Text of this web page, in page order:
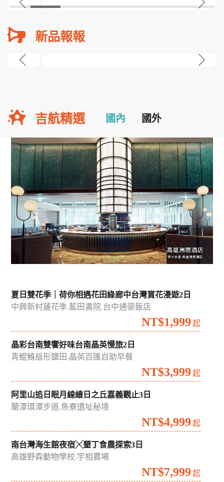
新品報報
吉航精選 國內 國外
夏日雙花季｜荷你相遇花田綠廊中台灣賞花漫遊2日
中興新村蓮花季.藍田書院.台中通豪飯店
NT$1,999 起
晶彩台南雙饗好味台南晶英慢旅2日
青鯤鯓扇形鹽田.晶英百匯自助早餐
NT$3,999 起
阿里山追日眠月線繪日之丘嘉義觀止3日
蘭潭環潭步道.魚寮遺址秘境
NT$4,999 起
南台灣海生館夜宿╳墾丁食農探索3日
高雄野森動物學校.宇相農場
NT$7,999 起